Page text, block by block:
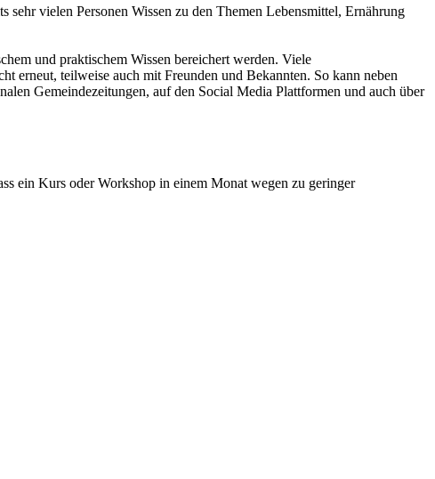
vielen Personen Wissen zu den Themen Lebensmittel, Ernährung
und praktischem Wissen bereichert werden. Viele
erneut, teilweise auch mit Freunden und Bekannten. So kann neben
Gemeindezeitungen, auf den Social Media Plattformen und auch über
ein Kurs oder Workshop in einem Monat wegen zu geringer